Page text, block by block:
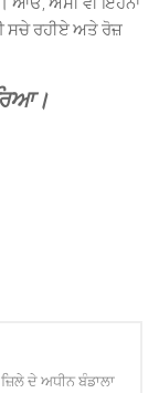
ਸਚੇ ਰਹੀਏ ਅਤੇ ਰੋਜ਼
ਦੇ ਅਧੀਨ ਬੰਡਾਲਾ